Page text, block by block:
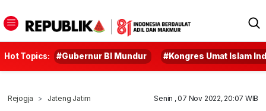
Hot Topics: #Gubernur BI Mundur #Kongres Umat Islam
Rejogja Jateng Jatim Senin , 07 Nov 2022, 20:07 WIB